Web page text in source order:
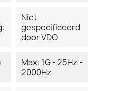
Niet
gespecificeerd
door VDO
Max: 1G - 25Hz -
2000Hz